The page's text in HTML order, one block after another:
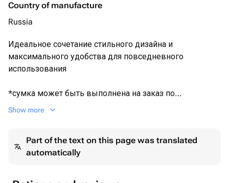
Country of manufacture
Russia
Идеальное сочетание стильного дизайна и
максимального удобства для повседневного
использования
*сумка может быть выполнена на заказ по
индивидуальным размерам и цвету. Срок
ранее конца октября 2026г. Благодарю за понимание.
доставкой на удобный вам адрес и пункт выдачи.
Show more
Part of the text on this page was translated
automatically